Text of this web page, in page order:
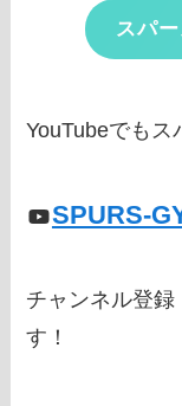
スパ
YouTubeでもス
SPURS-
チャンネル登録
す！